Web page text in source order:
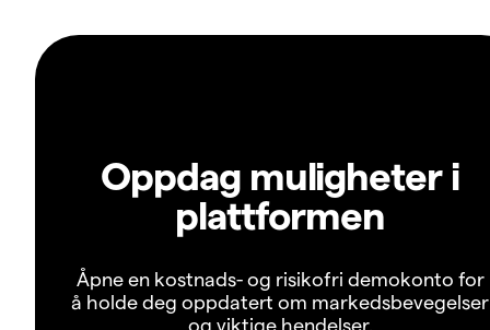
Oppdag muligheter i
plattformen
Åpne en kostnads- og risikofri demokonto for
å holde deg oppdatert om markedsbevegelser
og viktige hendelser.